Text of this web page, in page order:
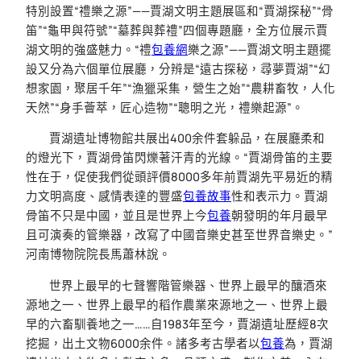
特別設置“禮樂之源”——賈湖文明主題展區和“賈湖探秘”“骨
笛”“龜甲與符號”“墓葬與葬禮”四個專題廳，全方位展示賈
湖文明的強盛魅力。“禮包養網樂之源”——賈湖文明主題擺
設又分為六個單位展廳，分辨是“遠古探秘，尋夢賈湖”“幻
想家園，聚居千年”“漁獵采集，營生之始”“農耕畜牧，人化
天然”“身手薈萃，匠心造物”“聰明之光，禮樂起源”。
賈湖遺址博物館共展出400余件套躲品，在展廳柔和
的燈光下，賈湖骨笛閃爍著汗青的光線。“賈湖骨笛的主要
性在于，促使我們從頭評價8000多年前賈湖先平易近的精
力文明高度、感情表達的豐盛包養故事性和表示力。賈湖
骨笛不只是中國，並且是世界上今包養朝發明的年月最早
且可演奏的管樂器，改寫了中國音樂史甚至世界音樂史。”
河南博物院院長馬蕭林說。
世界上最早的七聲響階管樂器、世界上最早的釀酒來
源地之一、世界上最早的稻作農業來源地之一、世界上最
早的六畜馴養地之一……自1983年至今，賈湖遺址歷經8次
挖掘，出土文物6000余件。諸多考古學者以包養為，賈湖